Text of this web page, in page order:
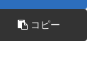
コピー